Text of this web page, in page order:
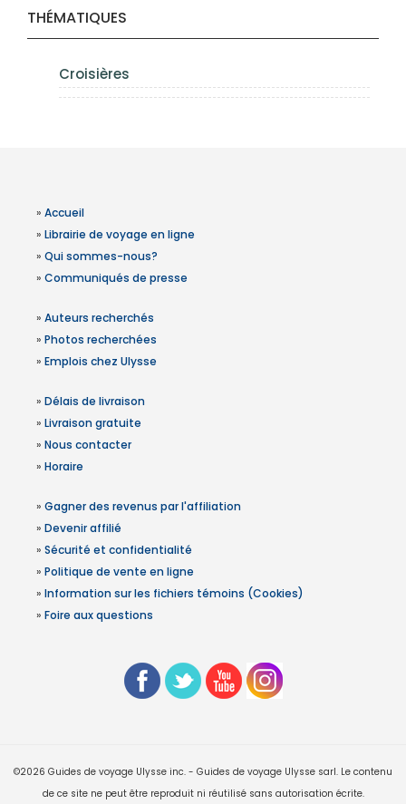
THÉMATIQUES
Croisières
» Accueil
» Librairie de voyage en ligne
» Qui sommes-nous?
» Communiqués de presse
» Auteurs recherchés
» Photos recherchées
» Emplois chez Ulysse
» Délais de livraison
» Livraison gratuite
» Nous contacter
» Horaire
» Gagner des revenus par l'affiliation
» Devenir affilié
» Sécurité et confidentialité
» Politique de vente en ligne
» Information sur les fichiers témoins (Cookies)
» Foire aux questions
©2026 Guides de voyage Ulysse inc. - Guides de voyage Ulysse sarl. Le contenu
de ce site ne peut être reproduit ni réutilisé sans autorisation écrite.